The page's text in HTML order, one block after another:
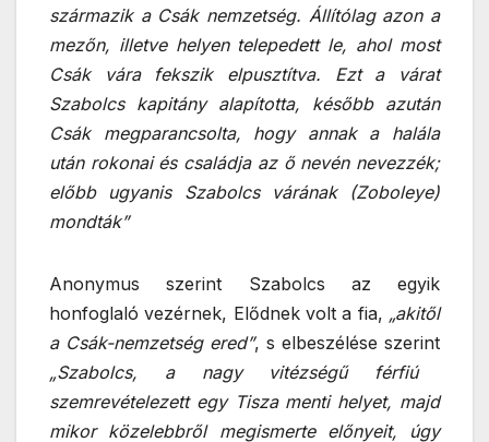
származik a Csák nemzetség. Állítólag azon a
mezőn, illetve helyen telepedett le, ahol most
Csák vára fekszik elpusztítva. Ezt a várat
Szabolcs kapitány alapította, később azután
Csák megparancsolta, hogy annak a halála
után rokonai és családja az ő nevén nevezzék;
előbb ugyanis Szabolcs várának (Zoboleye)
mondták”
Anonymus szerint Szabolcs az egyik
honfoglaló vezérnek, Elődnek volt a fia, „akitől
a Csák-nemzetség ered”, s elbeszélése szerint
„Szabolcs, a nagy vitézségű férfiú
szemrevételezett egy Tisza menti helyet, majd
mikor közelebbről megismerte előnyeit, úgy